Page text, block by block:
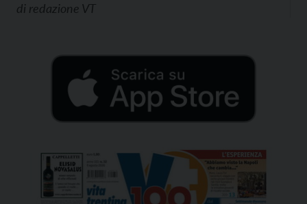
di redazione VT